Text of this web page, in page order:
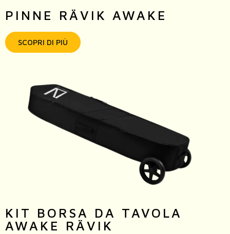
PINNE RÄVIK AWAKE
SCOPRI DI PIÙ
KIT BORSA DA TAVOLA
AWAKE RÄVIK